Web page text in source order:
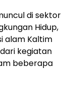
di sektor
Hidup,
alam Kaltim
kegiatan
beberapa